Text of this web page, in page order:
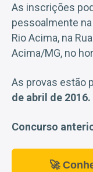
As inscrições
pessoalmente
Rio Acima, na
Acima/MG, no
As provas estão
de abril de 2016.
Concurso
🚀